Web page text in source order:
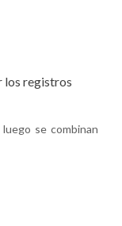
los registros
se combinan